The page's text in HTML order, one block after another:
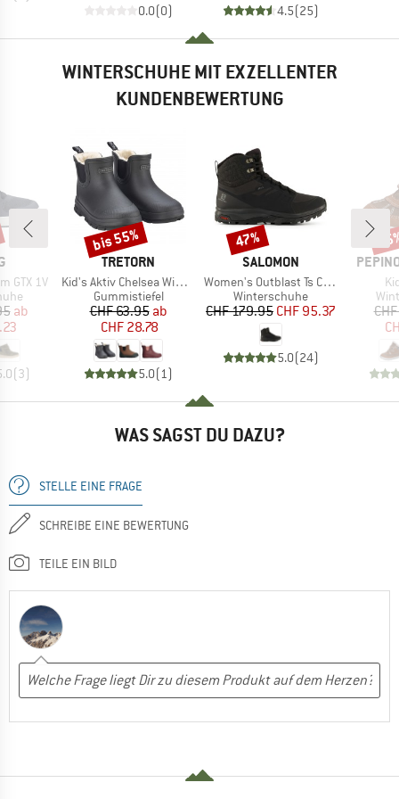
0.0(0) 4.5(25)
WINTERSCHUHE MIT EXZELLENTER
KUNDENBEWERTUNG
GTX 1V
Preis
ab
(3)
MARKE
TRETORN
Artikel
Kid's Aktiv Chelsea Winter
Produktgruppe
Gummistiefel
Preis
CHF 63.95reduzierter Preis
ab
CHF 28.78
5.0(1)
Rabatt
bis 55%
MARKE
SALOMON
Artikel
Women's Outblast Ts CSWP
Produktgruppe
Winterschuhe
Preis
CHF 179.95reduzierter Preis
CHF 95.37
5.0(24)
Rabatt
47%
MARKE
WAS SAGST DU DAZU?
STELLE EINE FRAGE
SCHREIBE EINE BEWERTUNG
TEILE EIN BILD